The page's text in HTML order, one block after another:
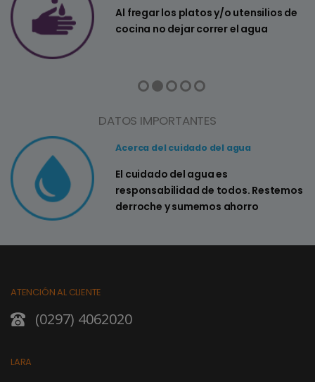
Al fregar los platos y/o utensilios de
cocina no dejar correr el agua
DATOS IMPORTANTES
Acerca del cuidado del agua
El cuidado del agua es
responsabilidad de todos. Restemos
derroche y sumemos ahorro
ATENCIÓN AL CLIENTE
(0297) 4062020
LARA